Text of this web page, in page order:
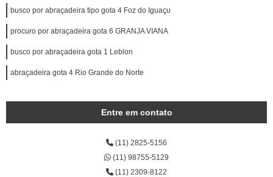
busco por abraçadeira tipo gota 4 Foz do Iguaçu
procuro por abraçadeira gota 6 GRANJA VIANA
busco por abraçadeira gota 1 Leblon
abraçadeira gota 4 Rio Grande do Norte
Entre em contato
(11) 2825-5156
(11) 98755-5129
(11) 2309-8122